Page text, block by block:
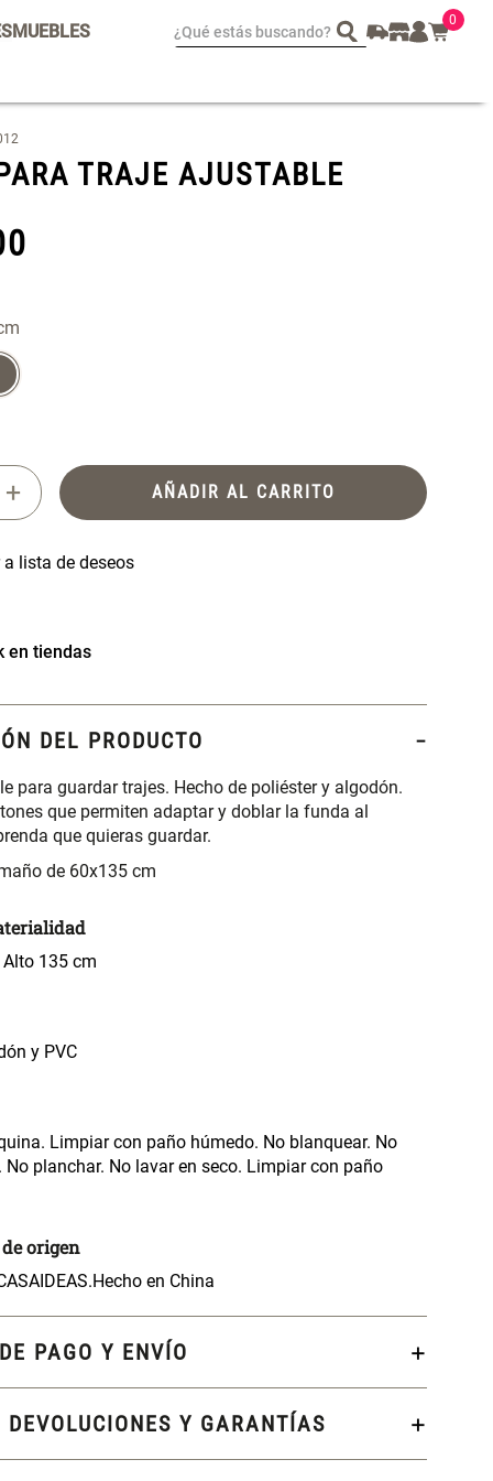
MUEBLES ¿Qué estás buscando? 0
TRAJE AJUSTABLE
+ AÑADIR AL CARRITO
en tiendas
DEL PRODUCTO
para guardar trajes. Hecho de poliéster y algodón.
que permiten adaptar y doblar la funda al
que quieras guardar.
de 60x135 cm
135 cm
y PVC
Limpiar con paño húmedo. No blanquear. No
No planchar. No lavar en seco. Limpiar con paño
origen
Hecho en China
PAGO Y ENVÍO
Y GARANTÍAS
Plegable Led con